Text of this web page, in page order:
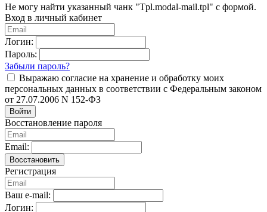
Не могу найти указанный чанк "Tpl.modal-mail.tpl" с формой.
Вход в личный кабинет
Логин:
Пароль:
Забыли пароль?
Выражаю согласие на хранение и обработку моих
персональных данных в соответствии с Федеральным законом
от 27.07.2006 N 152-ФЗ
Войти
Восстановление пароля
Email:
Восстановить
Регистрация
Ваш e-mail:
Логин: